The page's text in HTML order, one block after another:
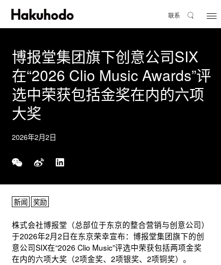
联系
博报堂集团旗下创意公司SIX
在“2026 Clio Music Awards”评
选中荣获包括金奖在内的六项
大奖
2026年2月2日
新闻 奖励
株式会社博报堂（总部位于东京的整合营销与创意公司）
于2026年2月2日在东京荣幸宣布：博报堂集团旗下的创
意公司SIX在“2026 Clio Music”评选中荣获包括两项金奖
在内的六项大奖（2项金奖、2项银奖、2项铜奖）。